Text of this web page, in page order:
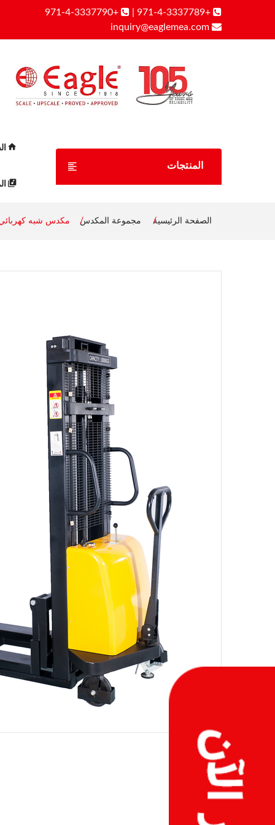
+971-4-3337789
+971-4-3337790
المنتجات
الصفحة الرئيسية مجموعة المكدس مكدس شبه